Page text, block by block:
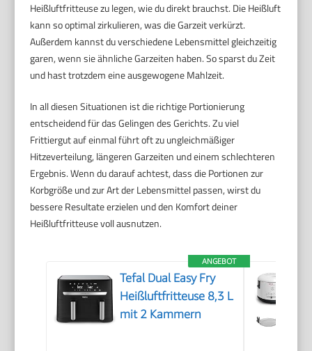
Heißluftfritteuse zu legen, wie du direkt brauchst. Die Heißluft
kann so optimal zirkulieren, was die Garzeit verkürzt.
Außerdem kannst du verschiedene Lebensmittel gleichzeitig
garen, wenn sie ähnliche Garzeiten haben. So sparst du Zeit
und hast trotzdem eine ausgewogene Mahlzeit.
In all diesen Situationen ist die richtige Portionierung
entscheidend für das Gelingen des Gerichts. Zu viel
Frittiergut auf einmal führt oft zu ungleichmäßiger
Hitzeverteilung, längeren Garzeiten und einem schlechteren
Ergebnis. Wenn du darauf achtest, dass die Portionen zur
Korbgröße und zur Art der Lebensmittel passen, wirst du
bessere Resultate erzielen und den Komfort deiner
Heißluftfritteuse voll ausnutzen.
ANGEBOT
Tefal Dual Easy Fry
Heißluftfritteuse 8,3 L
mit 2 Kammern